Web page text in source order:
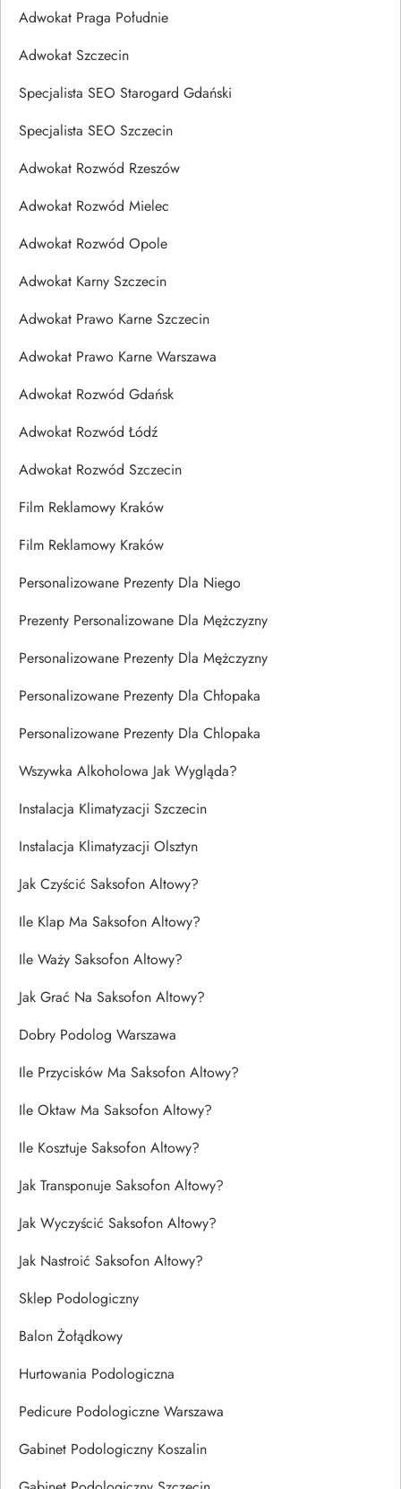
Adwokat Praga Południe
Adwokat Szczecin
Specjalista SEO Starogard Gdański
Specjalista SEO Szczecin
Adwokat Rozwód Rzeszów
Adwokat Rozwód Mielec
Adwokat Rozwód Opole
Adwokat Karny Szczecin
Adwokat Prawo Karne Szczecin
Adwokat Prawo Karne Warszawa
Adwokat Rozwód Gdańsk
Adwokat Rozwód Łódź
Adwokat Rozwód Szczecin
Film Reklamowy Kraków
Film Reklamowy Kraków
Personalizowane Prezenty Dla Niego
Prezenty Personalizowane Dla Mężczyzny
Personalizowane Prezenty Dla Mężczyzny
Personalizowane Prezenty Dla Chłopaka
Personalizowane Prezenty Dla Chlopaka
Wszywka Alkoholowa Jak Wygląda?
Instalacja Klimatyzacji Szczecin
Instalacja Klimatyzacji Olsztyn
Jak Czyścić Saksofon Altowy?
Ile Klap Ma Saksofon Altowy?
Ile Waży Saksofon Altowy?
Jak Grać Na Saksofon Altowy?
Dobry Podolog Warszawa
Ile Przycisków Ma Saksofon Altowy?
Ile Oktaw Ma Saksofon Altowy?
Ile Kosztuje Saksofon Altowy?
Jak Transponuje Saksofon Altowy?
Jak Wyczyścić Saksofon Altowy?
Jak Nastroić Saksofon Altowy?
Sklep Podologiczny
Balon Żołądkowy
Hurtowania Podologiczna
Pedicure Podologiczne Warszawa
Gabinet Podologiczny Koszalin